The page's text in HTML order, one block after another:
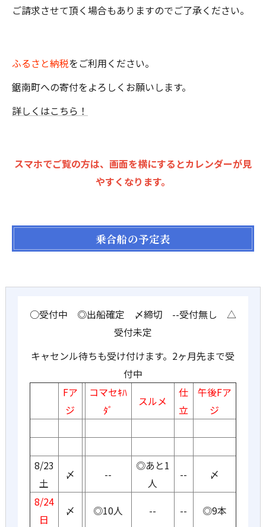
ご請求させて頂く場合もありますのでご了承ください。
ふるさと納税をご利用ください。
鋸南町への寄付をよろしくお願いします。
詳しくはこちら！
スマホでご覧の方は、画面を横にするとカレンダーが見
やすくなります。
乗合船の予定表
○受付中 ◎出船確定 〆締切 --受付無し △
受付未定
キャセンル待ちも受け付けます。2ヶ月先まで受
付中
Fア
ジ
コマセｷﾊ
ﾀﾞ
スルメ
仕
立
午後Fア
ジ
8/23
土
〆 --
◎あと1
人
--
〆
8/24
日
〆 ◎10人 -- --
◎9本